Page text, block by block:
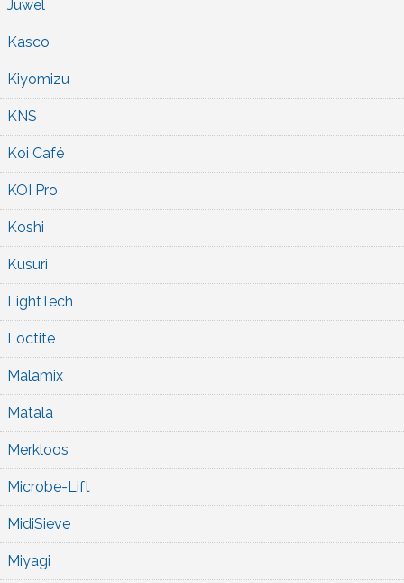
Juwel
Kasco
Kiyomizu
KNS
Koi Café
KOI Pro
Koshi
Kusuri
LightTech
Loctite
Malamix
Matala
Merkloos
Microbe-Lift
MidiSieve
Miyagi